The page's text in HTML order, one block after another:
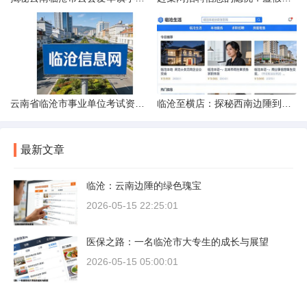
最新文章
临沧：云南边陲的绿色瑰宝
2026-05-15 22:25:01
医保之路：一名临沧市大专生的成长与展望
2026-05-15 05:00:01